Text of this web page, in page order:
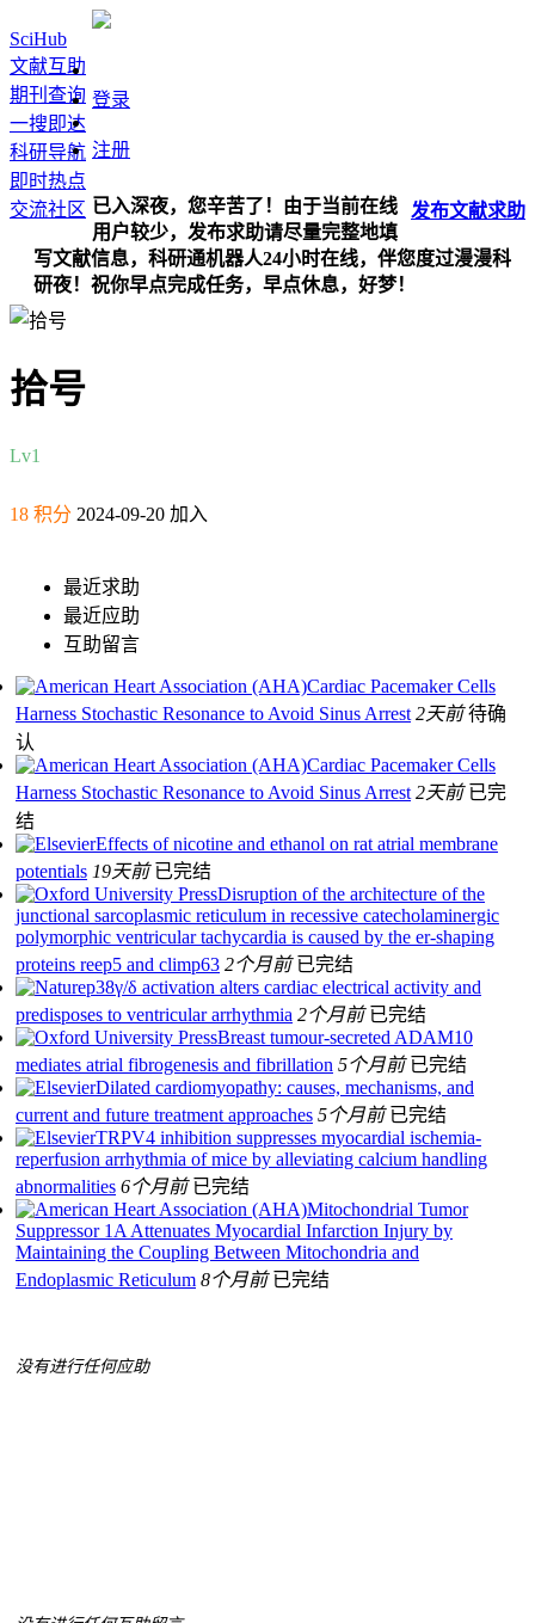
SciHub
文献互助
期刊查询
一搜即达
科研导航
即时热点
交流社区
登录
注册
发布文献求助
已入深夜，您辛苦了！由于当前在线
用户较少，发布求助请尽量完整地填
写文献信息，科研通机器人24小时在线，伴您度过漫漫科
研夜！祝你早点完成任务，早点休息，好梦！
拾号
Lv1
18 积分 2024-09-20 加入
最近求助
最近应助
互助留言
Cardiac Pacemaker Cells
Harness Stochastic Resonance to Avoid Sinus Arrest 2天前 待确
认
Cardiac Pacemaker Cells
Harness Stochastic Resonance to Avoid Sinus Arrest 2天前 已完
结
Effects of nicotine and ethanol on rat atrial membrane
potentials 19天前 已完结
Disruption of the architecture of the
junctional sarcoplasmic reticulum in recessive catecholaminergic
polymorphic ventricular tachycardia is caused by the er-shaping
proteins reep5 and climp63 2个月前 已完结
p38γ/δ activation alters cardiac electrical activity and
predisposes to ventricular arrhythmia 2个月前 已完结
Breast tumour-secreted ADAM10
mediates atrial fibrogenesis and fibrillation 5个月前 已完结
Dilated cardiomyopathy: causes, mechanisms, and
current and future treatment approaches 5个月前 已完结
TRPV4 inhibition suppresses myocardial ischemia-
reperfusion arrhythmia of mice by alleviating calcium handling
abnormalities 6个月前 已完结
Mitochondrial Tumor
Suppressor 1A Attenuates Myocardial Infarction Injury by
Maintaining the Coupling Between Mitochondria and
Endoplasmic Reticulum 8个月前 已完结
没有进行任何应助